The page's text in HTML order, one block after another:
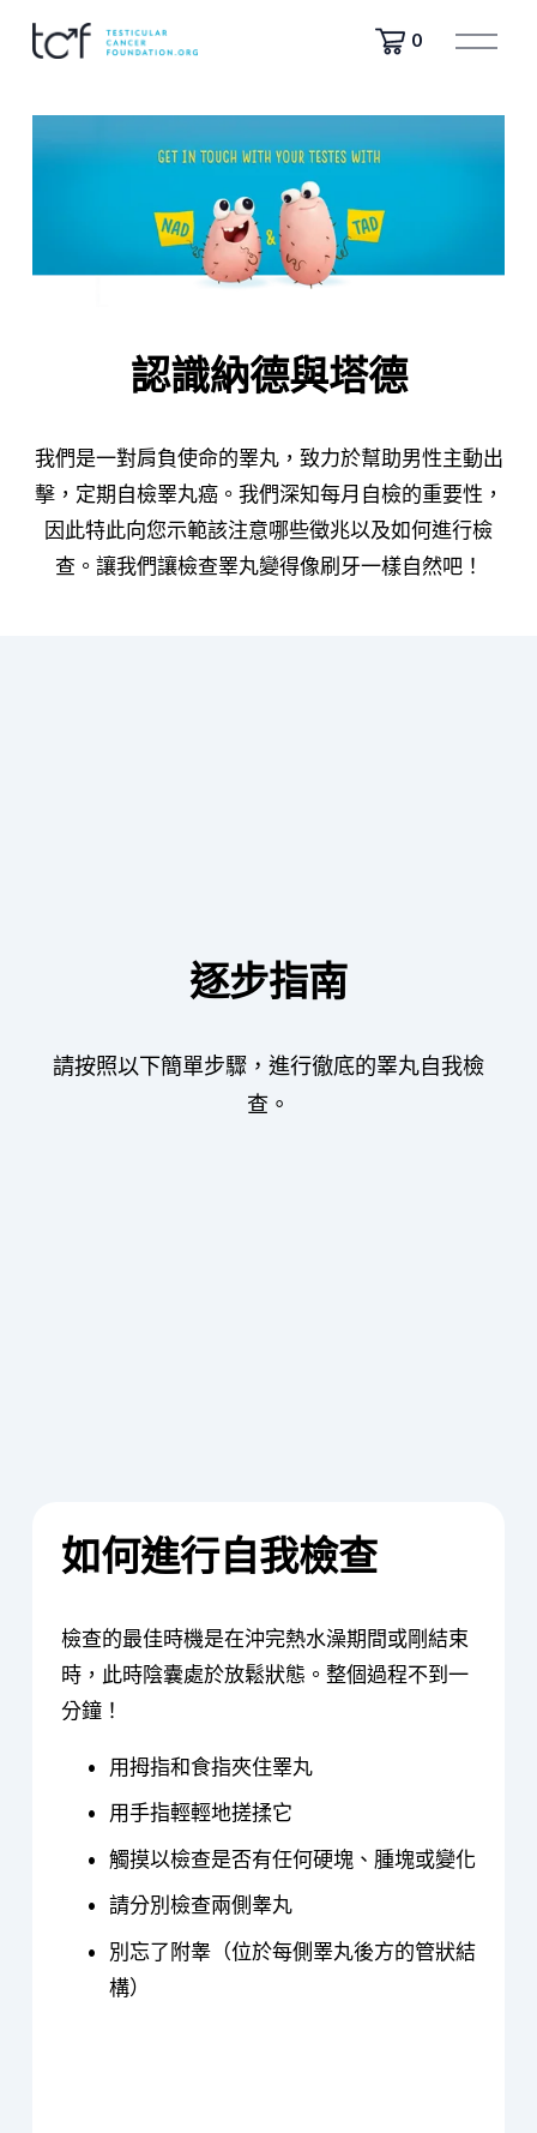
0
開
認識納德與塔德
我們是一對肩負使命的睪丸，致力於幫助男性主動出
擊，定期自檢睪丸癌。我們深知每月自檢的重要性，
因此特此向您示範該注意哪些徵兆以及如何進行檢
查。讓我們讓檢查睪丸變得像刷牙一樣自然吧！
逐步指南
請按照以下簡單步驟，進行徹底的睪丸自我檢
查。
如何進行自我檢查
檢查的最佳時機是在沖完熱水澡期間或剛結束
時，此時陰囊處於放鬆狀態。整個過程不到一
分鐘！
用拇指和食指夾住睪丸
用手指輕輕地搓揉它
觸摸以檢查是否有任何硬塊、腫塊或變化
請分別檢查兩側睾丸
別忘了附睾（位於每側睪丸後方的管狀結
構）